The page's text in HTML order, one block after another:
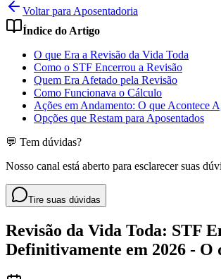
Voltar para Aposentadoria
Índice do Artigo
O que Era a Revisão da Vida Toda
Como o STF Encerrou a Revisão
Quem Era Afetado pela Revisão
Como Funcionava o Cálculo
Ações em Andamento: O que Acontece
Opções que Restam para Aposentados
💬 Tem dúvidas?
Nosso canal está aberto para esclarecer suas
Tire suas dúvidas
Revisão da Vida Toda: STF
Definitivamente em 2026 - O